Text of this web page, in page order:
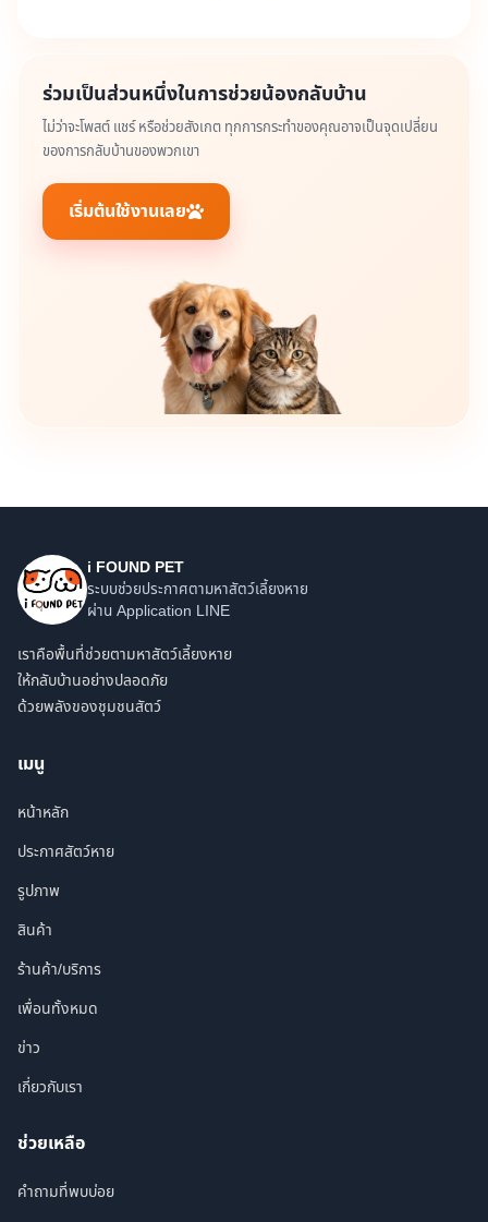
ร่วมเป็นส่วนหนึ่งในการช่วยน้องกลับบ้าน
ไม่ว่าจะโพสต์ แชร์ หรือช่วยสังเกต ทุกการกระทำของคุณอาจเป็นจุดเปลี่ยน
ของการกลับบ้านของพวกเขา
เริ่มต้นใช้งานเลย
i FOUND PET
ระบบช่วยประกาศตามหาสัตว์เลี้ยงหาย
ผ่าน Application LINE
เราคือพื้นที่ช่วยตามหาสัตว์เลี้ยงหาย
ให้กลับบ้านอย่างปลอดภัย
ด้วยพลังของชุมชนสัตว์
เมนู
หน้าหลัก
ประกาศสัตว์หาย
รูปภาพ
สินค้า
ร้านค้า/บริการ
เพื่อนทั้งหมด
ข่าว
เกี่ยวกับเรา
ช่วยเหลือ
คำถามที่พบบ่อย